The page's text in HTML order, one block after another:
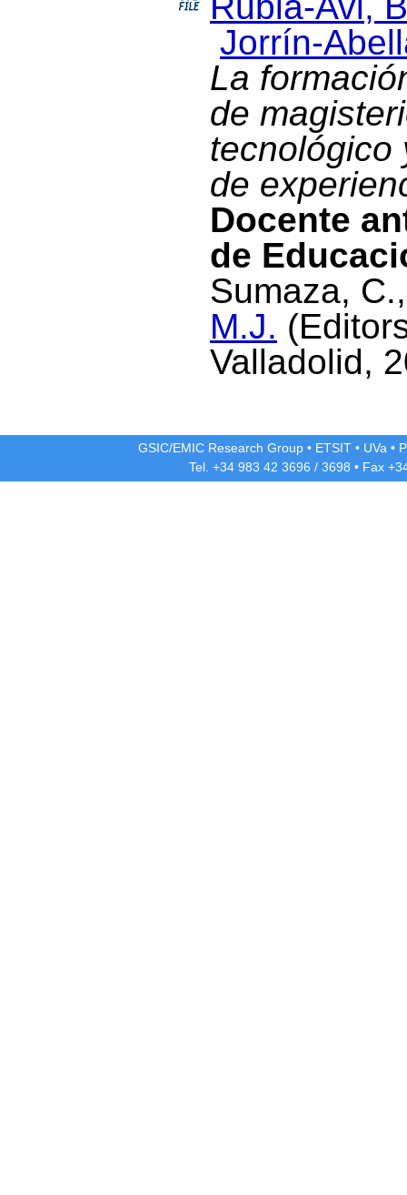
Jorrín-
La
de
tecnológico
de
Docente
de
Sumaza,
M.J.
Valladolid,
GSIC/EMIC Research Group • ETSIT • UVa •
Tel. +34 983 42 3696 / 3698 • Fax